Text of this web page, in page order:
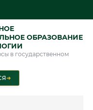
ОБРАЗОВАНИЕ
в государственном
➜